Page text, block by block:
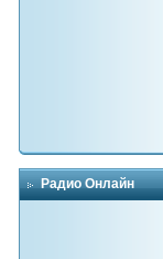
Радио Онлайн